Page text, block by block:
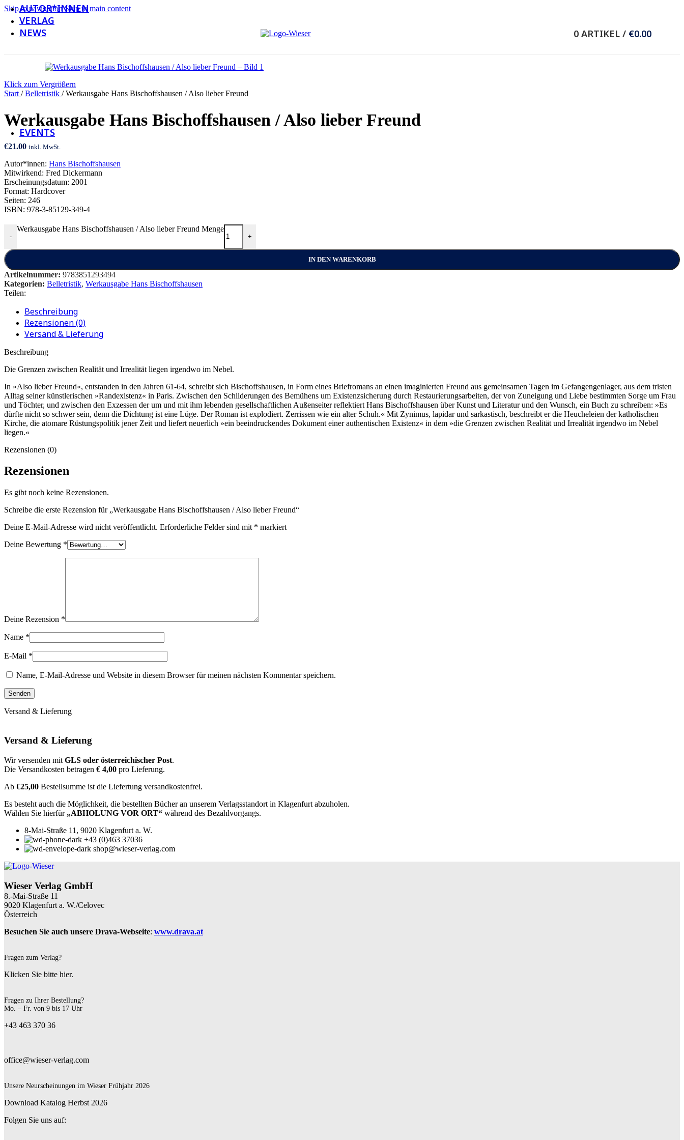
Skip to navigationSkip to main content
AUTOR*INNEN
VERLAG
NEWS
Social Media
EVENTS
0 ARTIKEL / €0.00
Klick zum Vergrößern
Start / Belletristik / Werkausgabe Hans Bischoffshausen / Also lieber Freund
Werkausgabe Hans Bischoffshausen / Also lieber Freund
€21.00 inkl. MwSt.
Autor*innen: Hans Bischoffshausen
Mitwirkend: Fred Dickermann
Erscheinungsdatum: 2001
Format: Hardcover
Seiten: 246
ISBN: 978-3-85129-349-4
-
Werkausgabe Hans Bischoffshausen / Also lieber Freund Menge
+
IN DEN WARENKORB
Artikelnummer: 9783851293494
Kategorien: Belletristik, Werkausgabe Hans Bischoffshausen
Teilen:
Beschreibung
Rezensionen (0)
Versand & Lieferung
Beschreibung
Die Grenzen zwischen Realität und Irrealität liegen irgendwo im Nebel.
In »Also lieber Freund«, entstanden in den Jahren 61-64, schreibt sich Bischoffshausen, in Form eines Briefromans an einen imaginierten Freund aus gemeinsamen Tagen im Gefangengenlager, aus dem tristen
Alltag seiner künstlerischen »Randexistenz« in Paris. Zwischen den Schilderungen des Bemühens um Existenzsicherung durch Restaurierungsarbeiten, der von Zuneigung und Liebe bestimmten Sorge um Frau
und Töchter, und zwischen den Exzessen der um und mit ihm lebenden gesellschaftlichen Außenseiter reflektiert Hans Bischoffshausen über Kunst und Literatur und den Wunsch, ein Buch zu schreiben: »Es
dürfte nicht so schwer sein, denn die Dichtung ist eine Lüge. Der Roman ist explodiert. Zerrissen wie ein alter Schuh.« Mit Zynimus, lapidar und sarkastisch, beschreibt er die Heucheleien der katholischen
Kirche, die atomare Rüstungspolitik jener Zeit und liefert neuerlich »ein beeindruckendes Dokument einer authentischen Existenz« in dem »die Grenzen zwischen Realität und Irrealität irgendwo im Nebel
liegen.«
Rezensionen (0)
Rezensionen
Es gibt noch keine Rezensionen.
Schreibe die erste Rezension für „Werkausgabe Hans Bischoffshausen / Also lieber Freund“
Deine E-Mail-Adresse wird nicht veröffentlicht. Erforderliche Felder sind mit * markiert
Deine Bewertung *
Deine Rezension *
Name *
E-Mail *
Name, E-Mail-Adresse und Website in diesem Browser für meinen nächsten Kommentar speichern.
Versand & Lieferung
Versand & Lieferung
Wir versenden mit GLS oder österreichischer Post.
Die Versandkosten betragen € 4,00 pro Lieferung.
Ab €25,00 Bestellsumme ist die Liefertung versandkostenfrei.
Es besteht auch die Möglichkeit, die bestellten Bücher an unserem Verlagsstandort in Klagenfurt abzuholen.
Wählen Sie hierfür „ABHOLUNG VOR ORT“ während des Bezahlvorgangs.
8-Mai-Straße 11, 9020 Klagenfurt a. W.
+43 (0)463 37036
shop@wieser-verlag.com
Wieser Verlag GmbH
8.-Mai-Straße 11
9020 Klagenfurt a. W./Celovec
Österreich
Besuchen Sie auch unsere Drava-Webseite: www.drava.at
Fragen zum Verlag?
Klicken Sie bitte hier.
Fragen zu Ihrer Bestellung?
Mo. – Fr. von 9 bis 17 Uhr
+43 463 370 36
office@wieser-verlag.com
Unsere Neurscheinungen im Wieser Frühjahr 2026
Download Katalog Herbst 2026
Folgen Sie uns auf: